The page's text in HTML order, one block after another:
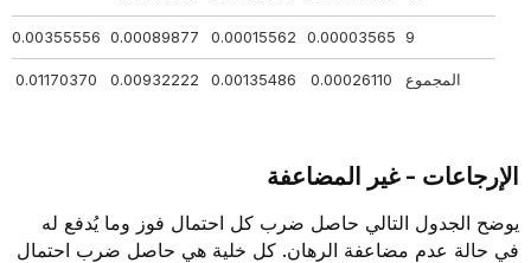
0.00003565
0.00015562
0.00089877
0.00355556
المجموع 0.00026110
0.00135486
0.00932222
0.01170370
الإرجاعات - غير المضاعفة
يوضح الجدول التالي حاصل ضرب كل احتمال فوز وما يُدفع له
في حالة عدم مضاعفة الرهان. كل خلية هي حاصل ضرب احتمال